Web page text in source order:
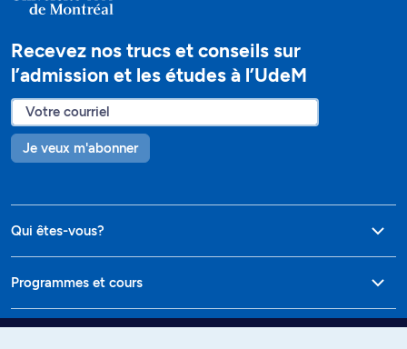
Recevez nos trucs et conseils sur
l’admission et les études à l’UdeM
Je veux m'abonner
Qui êtes-vous?
Programmes et cours